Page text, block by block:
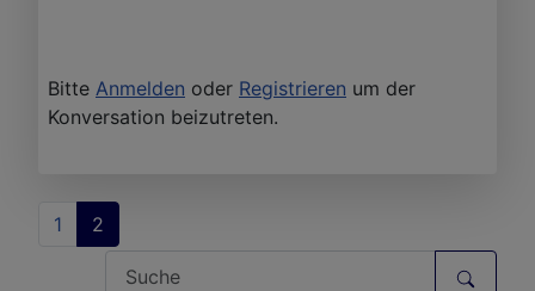
Bitte Anmelden oder Registrieren um der
Konversation beizutreten.
1 2